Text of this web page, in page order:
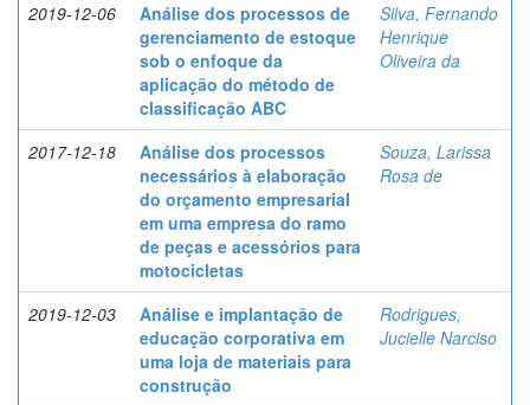
2019-12-06
Análise dos processos de
gerenciamento de estoque
sob o enfoque da
aplicação do método de
classificação ABC
Silva, Fernando
Henrique
Oliveira da
2017-12-18
Análise dos processos
necessários à elaboração
do orçamento empresarial
em uma empresa do ramo
de peças e acessórios para
motocicletas
Souza, Larissa
Rosa de
2019-12-03
Análise e implantação de
educação corporativa em
uma loja de materiais para
construção
Rodrigues,
Jucielle Narciso